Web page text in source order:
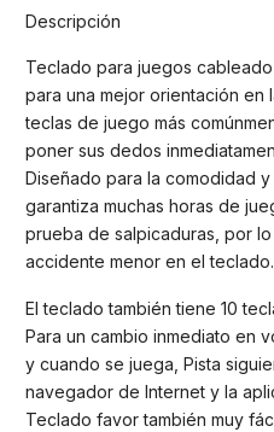
Descripción
Teclado para juegos
para una mejor orientación en
teclas de juego más
poner sus dedos
Diseñado para la comodidad
garantiza muchas horas de
prueba de salpicaduras, por
accidente menor en el teclado.
El teclado también tiene 10
Para un cambio inmediato en
y cuando se juega, Pista
navegador de Internet y la
Teclado favor también muy